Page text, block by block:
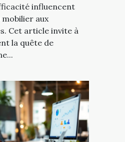
influencent
mobilier aux
Cet article invite à
la quête de